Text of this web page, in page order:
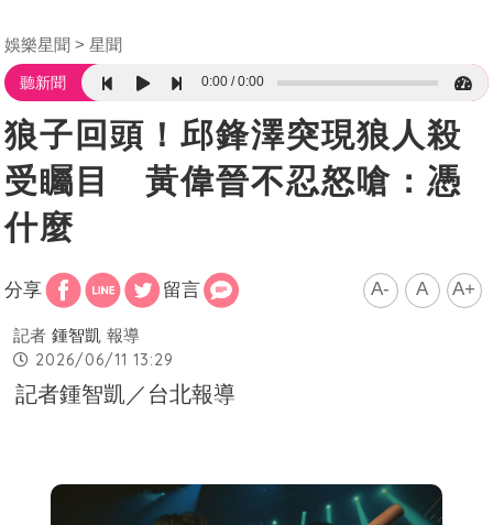
娛樂星聞 星聞
聽新聞 0:00 0:00
狼子回頭！邱鋒澤突現狼人殺
受矚目 黃偉晉不忍怒嗆：憑
什麼
分享 留言 A- A A+
記者 鍾智凱 報導
2026/06/11 13:29
記者鍾智凱／台北報導